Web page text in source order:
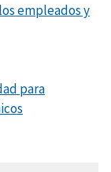
empleados y
para